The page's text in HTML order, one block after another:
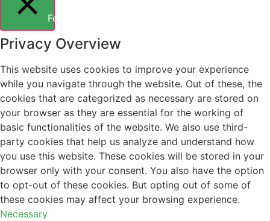
Fermer
Privacy Overview
This website uses cookies to improve your experience
while you navigate through the website. Out of these, the
cookies that are categorized as necessary are stored on
your browser as they are essential for the working of
basic functionalities of the website. We also use third-
party cookies that help us analyze and understand how
you use this website. These cookies will be stored in your
browser only with your consent. You also have the option
to opt-out of these cookies. But opting out of some of
these cookies may affect your browsing experience.
Necessary